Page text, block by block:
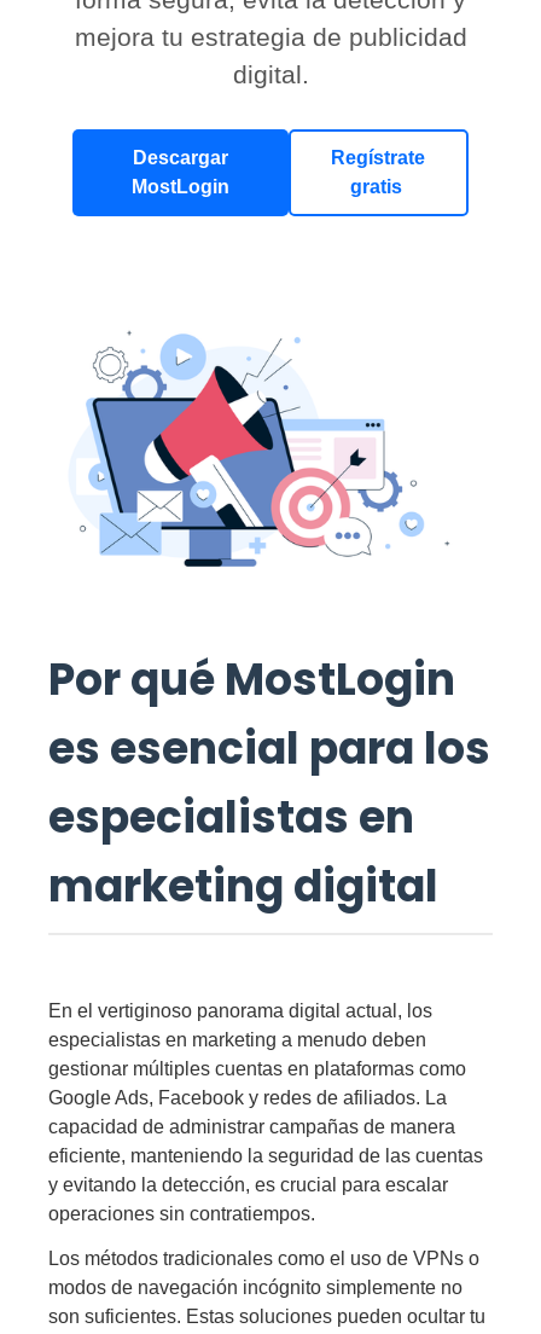
mejora tu estrategia de publicidad
digital.
Descargar
MostLogin
Regístrate
gratis
Por qué MostLogin
es esencial para los
especialistas en
marketing digital
En el vertiginoso panorama digital actual, los
especialistas en marketing a menudo deben
gestionar múltiples cuentas en plataformas como
Google Ads, Facebook y redes de afiliados. La
capacidad de administrar campañas de manera
eficiente, manteniendo la seguridad de las cuentas
y evitando la detección, es crucial para escalar
operaciones sin contratiempos.
Los métodos tradicionales como el uso de VPNs o
modos de navegación incógnito simplemente no
son suficientes. Estas soluciones pueden ocultar tu